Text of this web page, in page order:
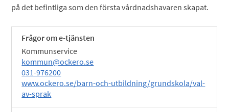
på det befintliga som den första vårdnadshavaren skapat.
Frågor om e-tjänsten
Kommunservice
kommun@ockero.se
031-976200
www.ockero.se/barn-och-utbildning/grundskola/val-
av-sprak